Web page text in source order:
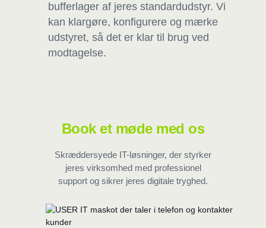
bufferlager af jeres standardudstyr. Vi
kan klargøre, konfigurere og mærke
udstyret, så det er klar til brug ved
modtagelse.
Book et møde med os
Skræddersyede IT-løsninger, der styrker
jeres virksomhed med professionel
support og sikrer jeres digitale tryghed.